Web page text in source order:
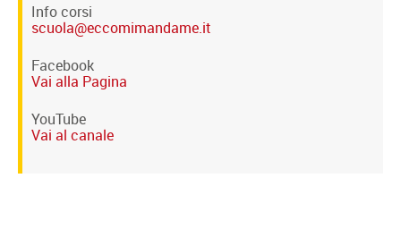
Info corsi
scuola@eccomimandame.it
Facebook
Vai alla Pagina
YouTube
Vai al canale